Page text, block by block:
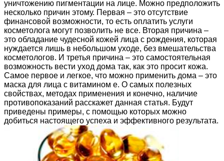
уничтожению пигментации на лице. Можно предположить
несколько причин этому. Первая – это отсутствие
финансовой возможности, то есть оплатить услуги
косметолога могут позволить не все. Вторая причина –
это обладание чудесной кожей лица с рождения, которая
нуждается лишь в небольшом уходе, без вмешательства
косметологов. И третья причина – это самостоятельная
возможность вести уход дома так, как это просит кожа.
Самое первое и легкое, что можно применить дома – это
маска для лица с витамином е. О самых полезных
свойствах, методах применения и конечно, наличие
противопоказаний расскажет данная статья. Будут
приведены примеры, с помощью которых можно
добиться настоящего успеха и эффективного результата.